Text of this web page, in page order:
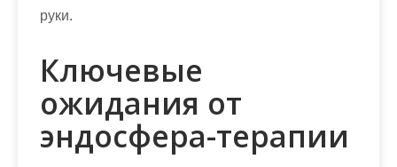
руки.
Ключевые
ожидания от
эндосфера-терапии